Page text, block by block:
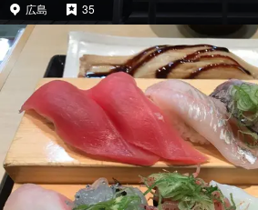
広島 35